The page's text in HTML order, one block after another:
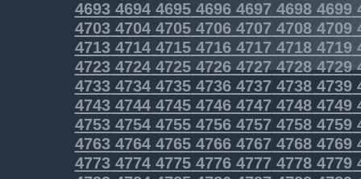
46934694469546964697 46984699
47034704470547064707 47084709
47134714471547164717 47184719
4723472447254726472747284729
4733473447354736473747384739
4743474447454746474747484749
4753475447554756475747584759
4763476447654766476747684769
4773477447754776477747784779